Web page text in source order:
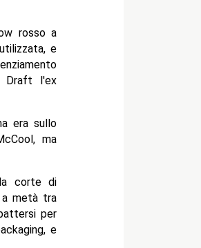
rosso a
e
Draft l'ex
era sullo
ma
corte di
a metà tra
per
e